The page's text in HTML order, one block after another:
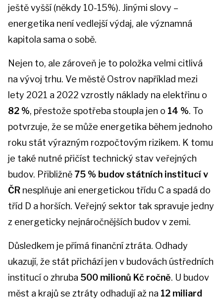
ještě vyšší (někdy 10-15%). Jinými slovy –
energetika není vedlejší výdaj, ale významná
kapitola sama o sobě.
Nejen to, ale zároveň je to položka velmi citlivá
na vývoj trhu. Ve městě Ostrov například mezi
lety 2021 a 2022 vzrostly náklady na elektřinu o
82 %, přestože spotřeba stoupla jen o 14 %. To
potvrzuje, že se může energetika během jednoho
roku stát výrazným rozpočtovým rizikem. K tomu
je také nutné přičíst technický stav veřejných
budov. Přibližně 75 % budov státních institucí v
ČR nesplňuje ani energetickou třídu C a spadá do
tříd D a horších. Veřejný sektor tak spravuje jedny
z energeticky nejnáročnějších budov v zemi.
Důsledkem je přímá finanční ztráta. Odhady
ukazují, že stát přichází jen v budovách ústředních
institucí o zhruba 500 milionů Kč ročně. U budov
měst a krajů se ztráty odhadují až na 12 miliard